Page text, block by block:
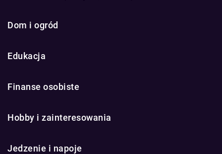
Dom i ogród
Edukacja
Finanse osobiste
Hobby i zainteresowania
Jedzenie i napoje